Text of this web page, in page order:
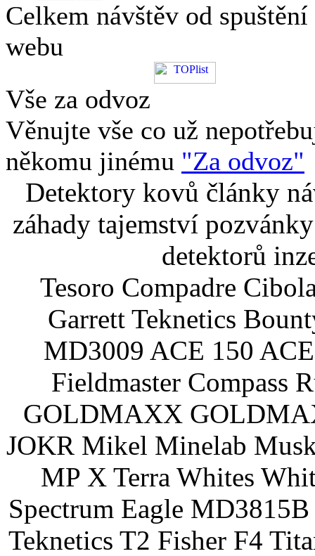
Celkem návštěv od spuštění
webu
Vše za odvoz
Věnujte vše co už
někomu jinému "Za odvoz"
Detektory kovů články
záhady tajemství
detektorů
Tesoro Compadre
Garrett Teknetics
MD3009 ACE 150
Fieldmaster Compass
GOLDMAXX
JOKR Mikel Minelab
MP X Terra Whites
Spectrum Eagle
Teknetics T2 Fisher F4